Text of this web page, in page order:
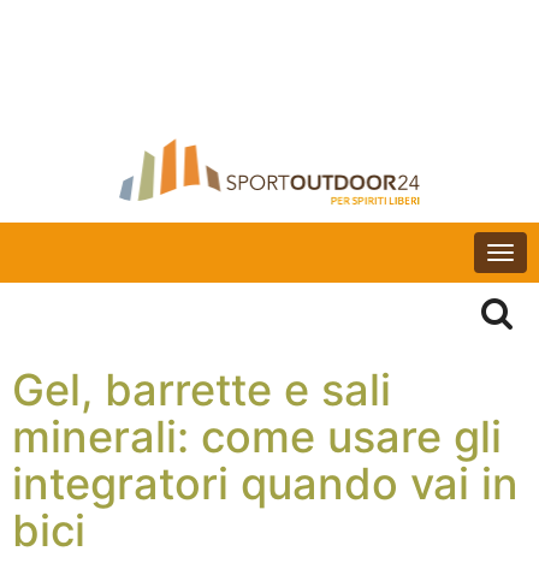
Gel, barrette e sali
minerali: come usare gli
integratori quando vai in
bici